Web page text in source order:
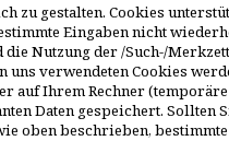
zu gestalten. Cookies
Eingaben nicht
die Nutzung der /Such-/
verwendeten Cookies
auf Ihrem Rechner
Daten gespeichert. Sollten
oben beschrieben,